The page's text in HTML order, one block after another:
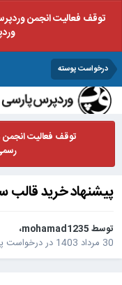
توقف فعالیت انجمن
درخواست پوسته
توقف فعالیت انجمن
پیشنهاد خرید قالب
توسطmohamad1235،
30 مرداد 1403
دردرخواست